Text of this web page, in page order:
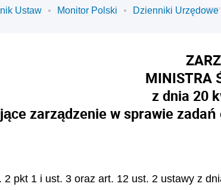
Ustaw Monitor Polski Dzienniki Urzędowe
MINISTRA
z dnia 20
zarządzenie w sprawie
2 pkt 1 i ust. 3 oraz art. 12 ust. 2 ustawy z